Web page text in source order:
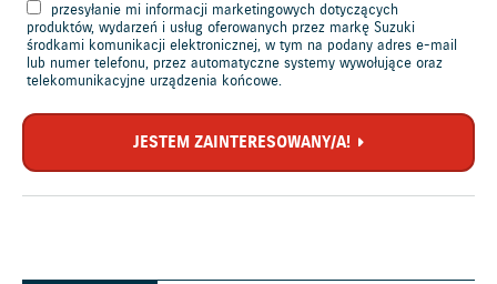
przesyłanie mi informacji marketingowych dotyczących
produktów, wydarzeń i usług oferowanych przez markę Suzuki
środkami komunikacji elektronicznej, w tym na podany adres e-mail
lub numer telefonu, przez automatyczne systemy wywołujące oraz
telekomunikacyjne urządzenia końcowe.
JESTEM ZAINTERESOWANY/A!